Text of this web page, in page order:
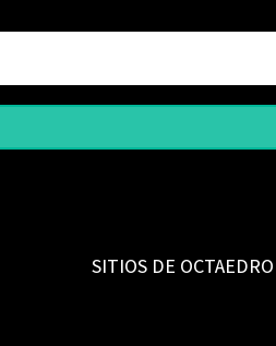
SITIOS DE OCTAEDRO